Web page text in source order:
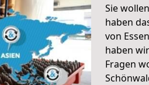
Sie
haben
von
haben
Fragen